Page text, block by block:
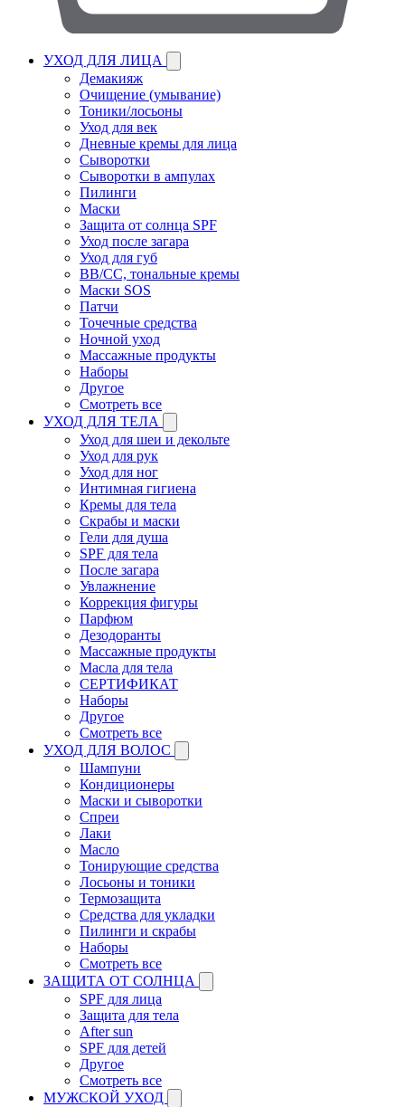
УХОД ДЛЯ ЛИЦА
Демакияж
Очищение (умывание)
Тоники/лосьоны
Уход для век
Дневные кремы для лица
Сыворотки
Сыворотки в ампулах
Пилинги
Маски
Защита от солнца SPF
Уход после загара
Уход для губ
BB/CC, тональные кремы
Маски SOS
Патчи
Точечные средства
Ночной уход
Массажные продукты
Наборы
Другое
Смотреть все
УХОД ДЛЯ ТЕЛА
Уход для шеи и декольте
Уход для рук
Уход для ног
Интимная гигиена
Кремы для тела
Скрабы и маски
Гели для душа
SPF для тела
После загара
Увлажнение
Коррекция фигуры
Парфюм
Дезодоранты
Массажные продукты
Масла для тела
СЕРТИФИКАТ
Наборы
Другое
Смотреть все
УХОД ДЛЯ ВОЛОС
Шампуни
Кондиционеры
Маски и сыворотки
Спреи
Лаки
Масло
Тонирующие средства
Лосьоны и тоники
Термозащита
Средства для укладки
Пилинги и скрабы
Наборы
Смотреть все
ЗАЩИТА ОТ СОЛНЦА
SPF для лица
Защита для тела
After sun
SPF для детей
Другое
Смотреть все
МУЖСКОЙ УХОД